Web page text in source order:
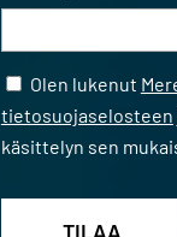
Samtycke *
Olen lukenut
tietosuojaselosteen
käsittelyn sen